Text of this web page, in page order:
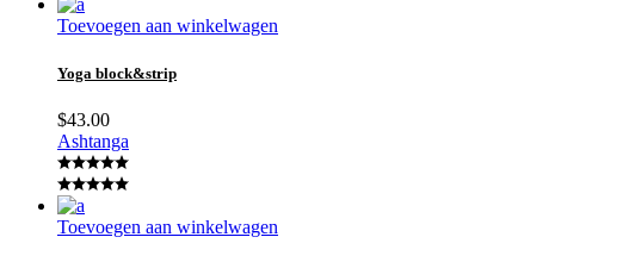
Toevoegen aan winkelwagen
Yoga block&strip
$43.00
Ashtanga
Toevoegen aan winkelwagen